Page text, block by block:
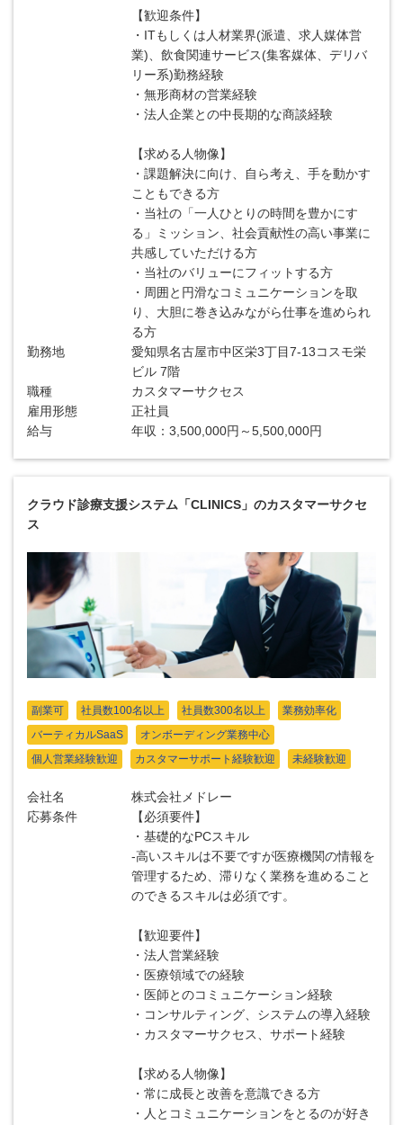
【歓迎条件】
・ITもしくは人材業界(派遣、求人媒体営
業)、飲食関連サービス(集客媒体、デリバ
リー系)勤務経験
・無形商材の営業経験
・法人企業との中長期的な商談経験
【求める人物像】
・課題解決に向け、自ら考え、手を動かす
こともできる方
・当社の「一人ひとりの時間を豊かにす
る」ミッション、社会貢献性の高い事業に
共感していただける方
・当社のバリューにフィットする方
・周囲と円滑なコミュニケーションを取
り、大胆に巻き込みながら仕事を進められ
る方
勤務地
愛知県名古屋市中区栄3丁目7-13コスモ栄
ビル 7階
職種
カスタマーサクセス
雇用形態
正社員
給与
年収：3,500,000円～5,500,000円
クラウド診療支援システム「CLINICS」のカスタマーサクセ
ス
副業可 社員数100名以上 社員数300名以上
業務効率化
バーティカルSaaS
オンボーディング業務中心
個人営業経験歓迎
カスタマーサポート経験歓迎 未経験歓迎
会社名
株式会社メドレー
応募条件
【必須要件】
・基礎的なPCスキル
-高いスキルは不要ですが医療機関の情報を
管理するため、滞りなく業務を進めること
のできるスキルは必須です。
【歓迎要件】
・法人営業経験
・医療領域での経験
・医師とのコミュニケーション経験
・コンサルティング、システムの導入経験
・カスタマーサクセス、サポート経験
【求める人物像】
・常に成長と改善を意識できる方
・人とコミュニケーションをとるのが好き